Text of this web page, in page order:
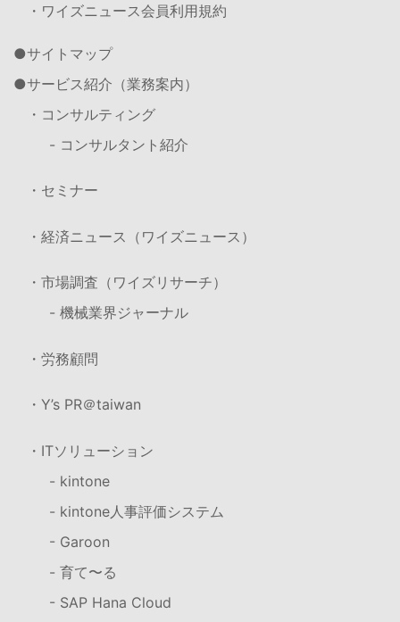
・ワイズニュース会員利用規約
サイトマップ
サービス紹介（業務案内）
・コンサルティング
- コンサルタント紹介
・セミナー
・経済ニュース（ワイズニュース）
・市場調査（ワイズリサーチ）
- 機械業界ジャーナル
・労務顧問
・Y’s PR＠taiwan
・ITソリューション
- kintone
- kintone人事評価システム
- Garoon
- 育て〜る
- SAP Hana Cloud